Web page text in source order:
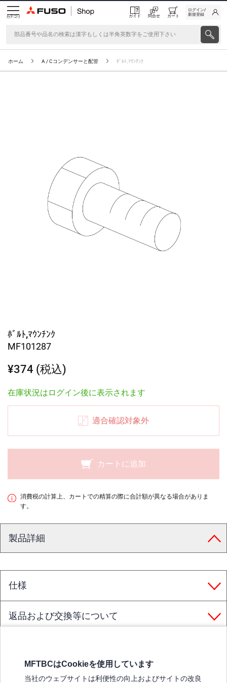
カテゴリ ガイド 問合せ カート
ログイン/
新規登録
ホーム A / Cコンデンサーと配管 ﾎﾞﾙﾄ,ﾏｳﾝﾁﾝｸ
ﾎﾞﾙﾄ,ﾏｳﾝﾁﾝｸ
MF101287
¥374 (税込)
在庫状況はログイン後に表示されます
適合確認対象外
カートに追加
消費税の計算上、カートでの精算の際に合計額が異なる場合がありま
す。
製品詳細
仕様
返品および交換等について
MFTBCはCookieを使用しています
当社のウェブサイトは利便性の向上およびサイトの改良